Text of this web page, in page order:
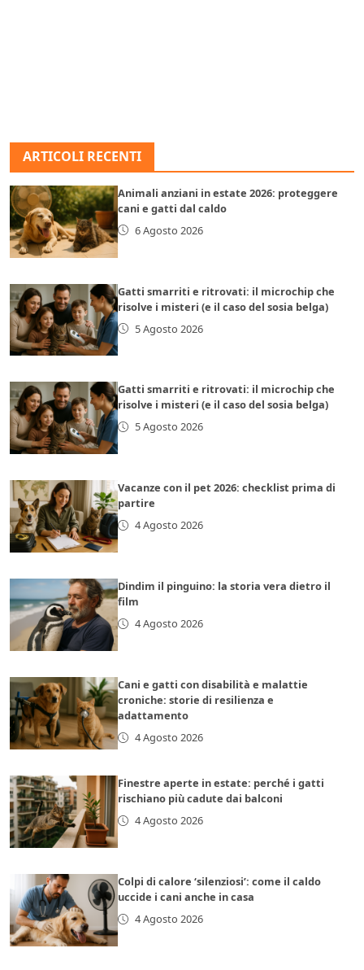
ARTICOLI RECENTI
Animali anziani in estate 2026: proteggere
cani e gatti dal caldo
6 Agosto 2026
Gatti smarriti e ritrovati: il microchip che
risolve i misteri (e il caso del sosia belga)
5 Agosto 2026
Gatti smarriti e ritrovati: il microchip che
risolve i misteri (e il caso del sosia belga)
5 Agosto 2026
Vacanze con il pet 2026: checklist prima di
partire
4 Agosto 2026
Dindim il pinguino: la storia vera dietro il
film
4 Agosto 2026
Cani e gatti con disabilità e malattie
croniche: storie di resilienza e
adattamento
4 Agosto 2026
Finestre aperte in estate: perché i gatti
rischiano più cadute dai balconi
4 Agosto 2026
Colpi di calore ‘silenziosi’: come il caldo
uccide i cani anche in casa
4 Agosto 2026